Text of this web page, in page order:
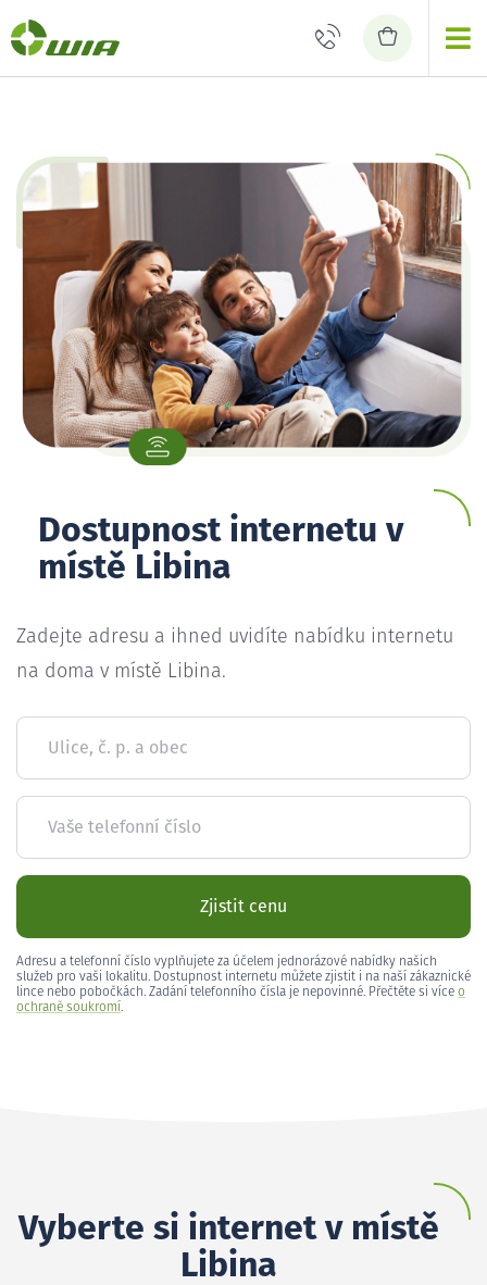
Dostupnost internetu v
místě Libina
Zadejte adresu a ihned uvidíte nabídku internetu
na doma v místě Libina.
Ulice, č. p. a obec
Vaše telefonní číslo
Zjistit cenu
Adresu a telefonní číslo vyplňujete za účelem jednorázové nabídky našich
služeb pro vaši lokalitu. Dostupnost internetu můžete zjistit i na naší zákaznické
lince nebo pobočkách. Zadání telefonního čísla je nepovinné. Přečtěte si více o
ochraně soukromí.
Vyberte si internet v místě
Libina